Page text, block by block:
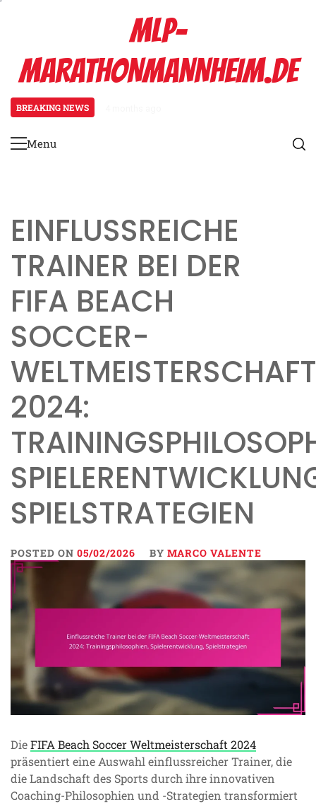
MLP-
MARATHONMANNHEIM.DE
BREAKING NEWS
Primary
Menu
EINFLUSSREICHE
TRAINER BEI DER
FIFA BEACH
SOCCER-
WELTMEISTERSCHAFT
2024:
SPIELSTRATEGIEN
POSTED ON 05/02/2026 BY MARCO VALENTE
DieFIFA Beach Soccer Weltmeisterschaft 2024
präsentiert eine Auswahl einflussreicher Trainer, die
die Landschaft des Sports durch ihre innovativen
Coaching-Philosophien und -Strategien transformiert